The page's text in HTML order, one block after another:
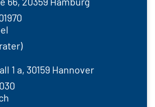
1 a, 30159 Hannover